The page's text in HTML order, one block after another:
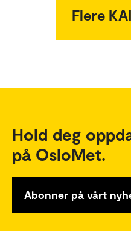
Flere
Hold deg
på OsloMet.
Abonner på vårt